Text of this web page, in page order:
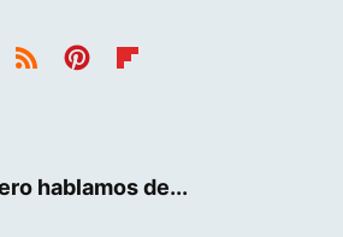
hablamos de...